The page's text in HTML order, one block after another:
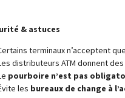
& astuces
terminaux n’acceptent
distributeurs ATM donnent des
pourboire n’est pas
les bureaux de change à